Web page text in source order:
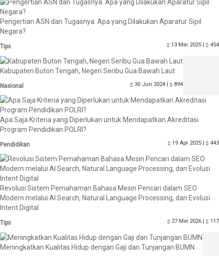
Pengertian ASN dan Tugasnya: Apa yang Dilakukan Aparatur Sipil
Negara?
Tips 13 Mar 2025 | 454
Kabupaten Buton Tengah, Negeri Seribu Gua Bawah Laut
Nasional 30 Jun 2024 | 894
Apa Saja Kriteria yang Diperlukan untuk Mendapatkan Akreditasi
Program Pendidikan POLRI?
Pendidikan 19 Apr 2025 | 443
Revolusi Sistem Pemahaman Bahasa Mesin Pencari dalam SEO
Modern melalui AI Search, Natural Language Processing, dan Evolusi
Intent Digital
Tips 27 Mei 2026 | 117
Meningkatkan Kualitas Hidup dengan Gaji dan Tunjangan BUMN